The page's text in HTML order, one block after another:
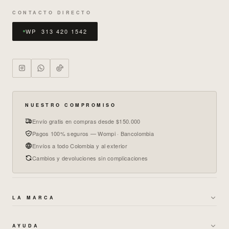
CONTACTO DIRECTO
WP 313 420 1542
NUESTRO COMPROMISO
Envío gratis en compras desde $150.000
Pagos 100% seguros — Wompi · Bancolombia
Envíos a todo Colombia y al exterior
Cambios y devoluciones sin complicaciones
LA MARCA
AYUDA